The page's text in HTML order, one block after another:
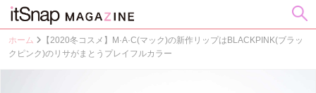
ホーム
【2020冬コスメ】M·A·C(マック)の新作リップはBLACKPINK(ブラッ
クピンク)のリサがまとうプレイフルカラー